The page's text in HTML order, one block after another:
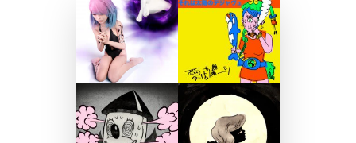
初回30日間無料お試し